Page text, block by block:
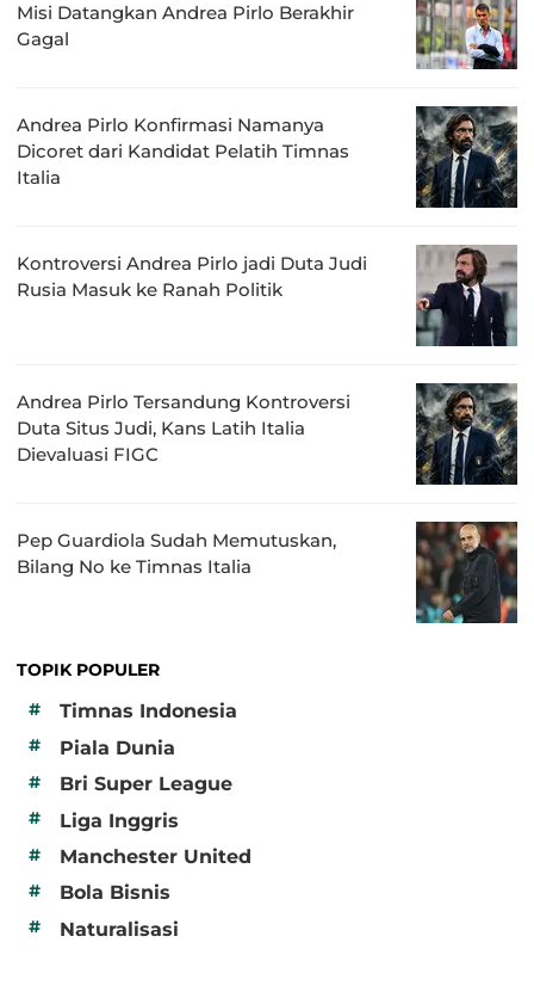
Misi Datangkan Andrea Pirlo Berakhir
Gagal
Andrea Pirlo Konfirmasi Namanya
Dicoret dari Kandidat Pelatih Timnas
Italia
Kontroversi Andrea Pirlo jadi Duta Judi
Rusia Masuk ke Ranah Politik
Andrea Pirlo Tersandung Kontroversi
Duta Situs Judi, Kans Latih Italia
Dievaluasi FIGC
Pep Guardiola Sudah Memutuskan,
Bilang No ke Timnas Italia
TOPIK POPULER
#
Timnas Indonesia
# Piala Dunia
# Bri Super League
# Liga Inggris
# Manchester United
# Bola Bisnis
# Naturalisasi